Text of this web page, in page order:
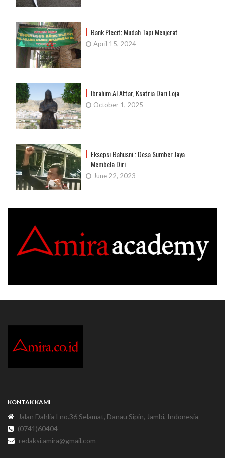
Bank Plecit; Mudah Tapi Menjerat
April 15, 2024
Ibrahim Al Attar, Ksatria Dari Loja
October 1, 2025
Eksepsi Bahusni : Desa Sumber Jaya
Membela Diri
June 22, 2023
KONTAK KAMI
Jalan Dahlia I no.36 Selamat, Danau Sipin, Jambi, Indonesia
(0741)60404
redaksi.amira@gmail.com